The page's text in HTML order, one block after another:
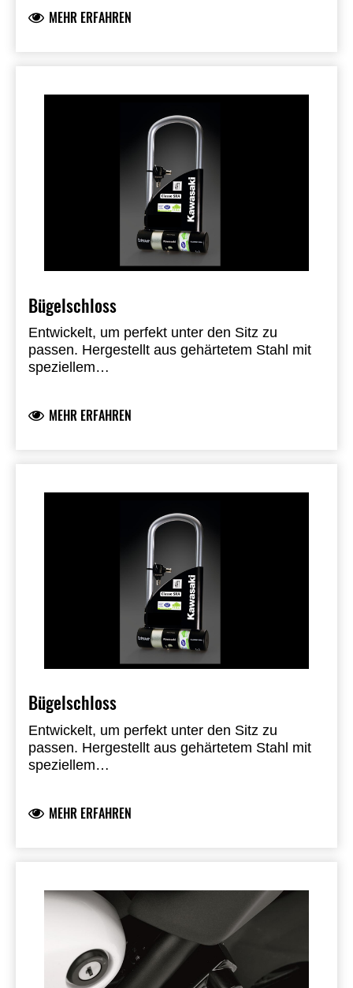
MEHR ERFAHREN
Bügelschloss
Entwickelt, um perfekt unter den Sitz zu
passen. Hergestellt aus gehärtetem Stahl mit
speziellem
zugelassen.Innenmaße: 10 x 27 cm.
MEHR ERFAHREN
Bügelschloss
Entwickelt, um perfekt unter den Sitz zu
passen. Hergestellt aus gehärtetem Stahl mit
speziellem
zugelassen.Innenmaße: 10 x 21 cm.
MEHR ERFAHREN